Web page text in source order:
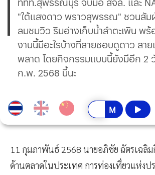
"ใต้แสงดาว พราวสุพรรณ" ชวนสัม
ลมชมวิว ริมอ่างเก็บน้ำลำตะเพิน พ
งานนี้มีอะไรบ้างที่สายชอบดูดาว สา
พลาด โดยกิจกรรมแบบนี้ยังมีอีก 2
ก.พ. 2568 นี้นะ
11 กุมภาพันธ์ 2568 นายอภิชัย ฉัตรเฉลิม
ด้านตลาดในประเทศ การท่องเที่ยวแห่งป